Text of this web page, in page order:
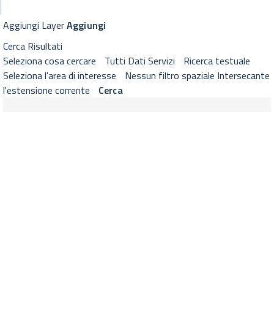
GeoViewer RNDT
Visualizzatore cartografico RNDT con strumenti di selezione
Aggiungi LayerAggiungi
Cerca Risultati
Seleziona cosa cercare
Tutti Dati Servizi
Ricerca testuale
Seleziona l'area di interesse
Nessun filtro spaziale Intersecante
l'estensione corrente
Cerca